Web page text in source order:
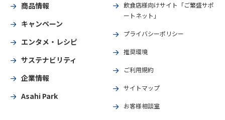
商品情報
キャンペーン
エンタメ・レシピ
サステナビリティ
企業情報
Asahi Park
飲食店様向けサイト「ご繁盛サポ
ートネット」
プライバシーポリシー
推奨環境
ご利用規約
サイトマップ
お客様相談室